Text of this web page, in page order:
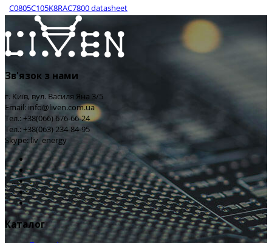
C0805C105K8RAC7800 datasheet
Зв'язок з нами
г. Київ, вул. Василя Яна 3/5
Email: info@liven.com.ua
Тел.: +38(066) 676-66-24
Тел.: +38(063) 234-84-95
Skype: liv_energy
Каталог